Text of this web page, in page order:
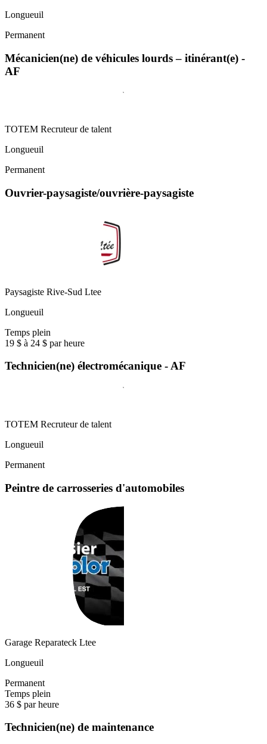
Longueuil
Permanent
Mécanicien(ne) de véhicules lourds – itinérant(e) -
AF
TOTEM Recruteur de talent
Longueuil
Permanent
Ouvrier-paysagiste/ouvrière-paysagiste
Paysagiste Rive-Sud Ltee
Longueuil
Temps plein
19 $ à 24 $ par heure
Technicien(ne) électromécanique - AF
TOTEM Recruteur de talent
Longueuil
Permanent
Peintre de carrosseries d'automobiles
Garage Reparateck Ltee
Longueuil
Permanent
Temps plein
36 $ par heure
Technicien(ne) de maintenance